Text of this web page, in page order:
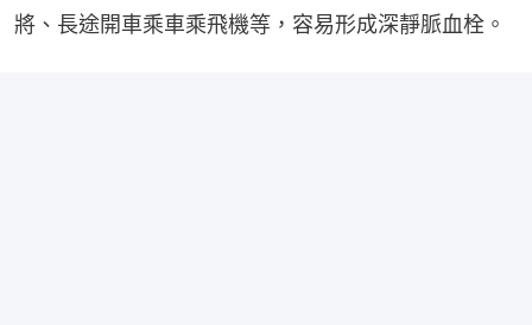
將、長途開車乘車乘飛機等，容易形成深靜脈血栓。